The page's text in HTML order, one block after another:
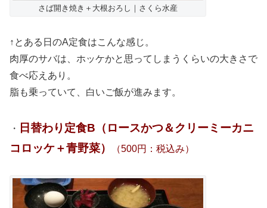
さば開き焼き＋大根おろし｜さくら水産
↑とある日のA定食はこんな感じ。
肉厚のサバは、ホッケかと思ってしまうくらいの大きさで
食べ応えあり。
脂も乗っていて、白いご飯が進みます。
・
日替わり定食B（ロースかつ＆クリーミーカニ
コロッケ＋青野菜）
（500円：税込み）